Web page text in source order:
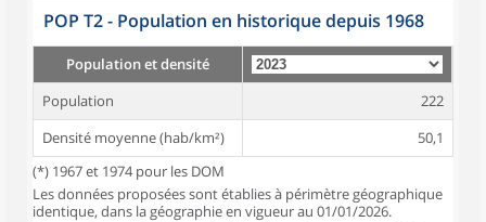
POP T2 - Population en historique depuis 1968
Population et densité
Population
222
Densité moyenne (hab/km²)
50,1
(*) 1967 et 1974 pour les DOM
Les données proposées sont établies à périmètre géographique
identique, dans la géographie en vigueur au 01/01/2026.